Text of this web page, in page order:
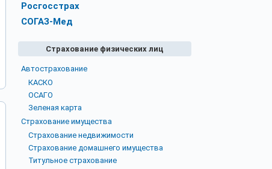
Росгосстрах
СОГАЗ-Мед
Страхование физических лиц
Автострахование
КАСКО
ОСАГО
Зеленая карта
Страхование имущества
Страхование недвижимости
Страхование домашнего имущества
Титульное страхование